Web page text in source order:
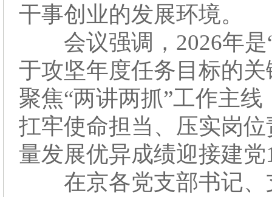
干事创业的发展环境。
会议强调，2026年是“
于攻坚年度任务目标的
聚焦“两讲两抓”工作主
扛牢使命担当、压实岗
量发展优异成绩迎接建党
在京各党支部书记、